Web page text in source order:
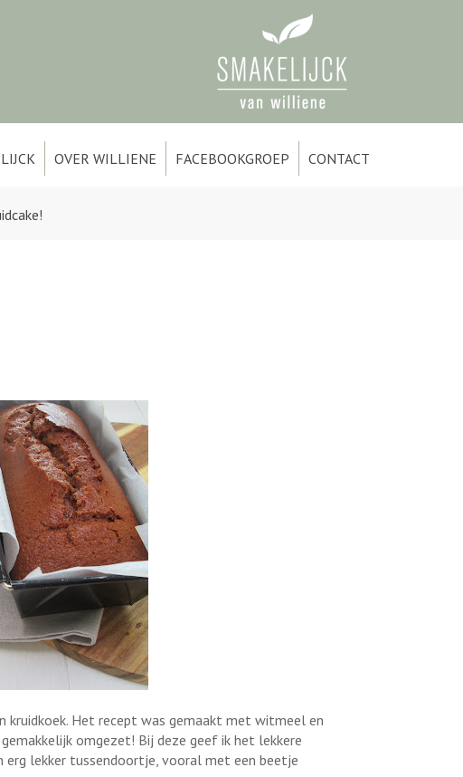
OVER WILLIENE FACEBOOKGROEP CONTACT
kruidkoek. Het recept was gemaakt met witmeel en
omgezet! Bij deze geef ik het lekkere
lekker tussendoortje, vooral met een beetje